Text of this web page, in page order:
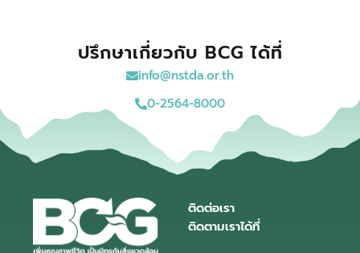
ปรึกษาเกี่ยวกับ BCG ได้ที่
info@nstda.or.th
0-2564-8000
ติดต่อเรา
ติดตามเราได้ที่